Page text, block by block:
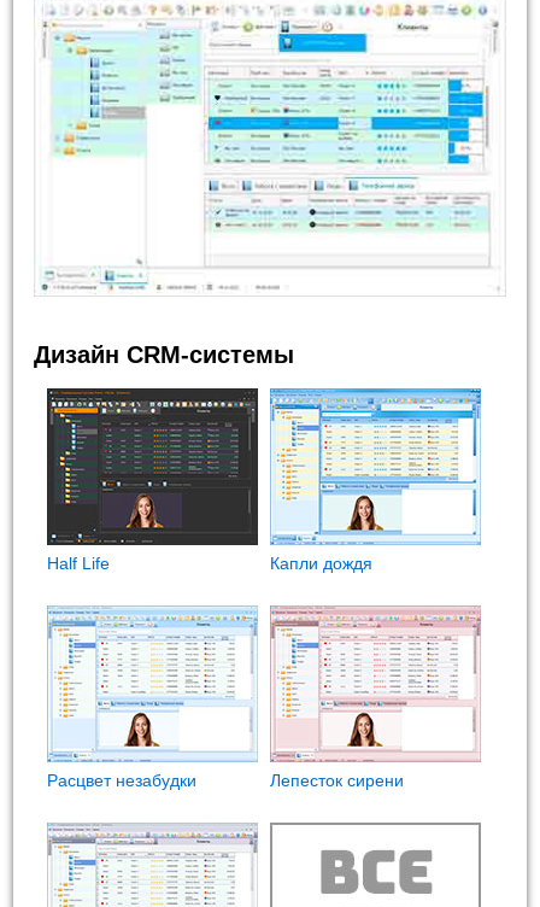
Дизайн CRM-системы
Half Life Капли дождя
Расцвет незабудки Лепесток сирени